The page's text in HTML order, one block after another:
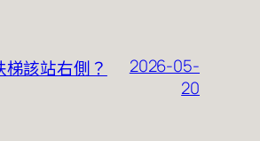
梯該站右側？
2026-05-
20